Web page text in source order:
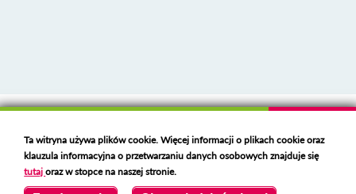
Deklaracja dostępności
Polski serwer RBLhttps://polspam.pl/
Copyright 2023 Urząd Miejski w Opolu Lubelskim
Ta witryna używa plików cookie. Więcej informacji o plikach cookie oraz
klauzula informacyjna o przetwarzaniu danych osobowych znajduje się
tutajoraz w stopce na naszej stronie.